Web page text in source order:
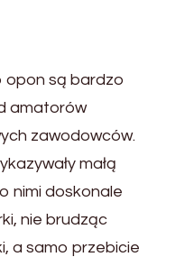
opon są bardzo
amatorów
zawodowców.
małą
nimi doskonale
nie brudząc
a samo przebicie